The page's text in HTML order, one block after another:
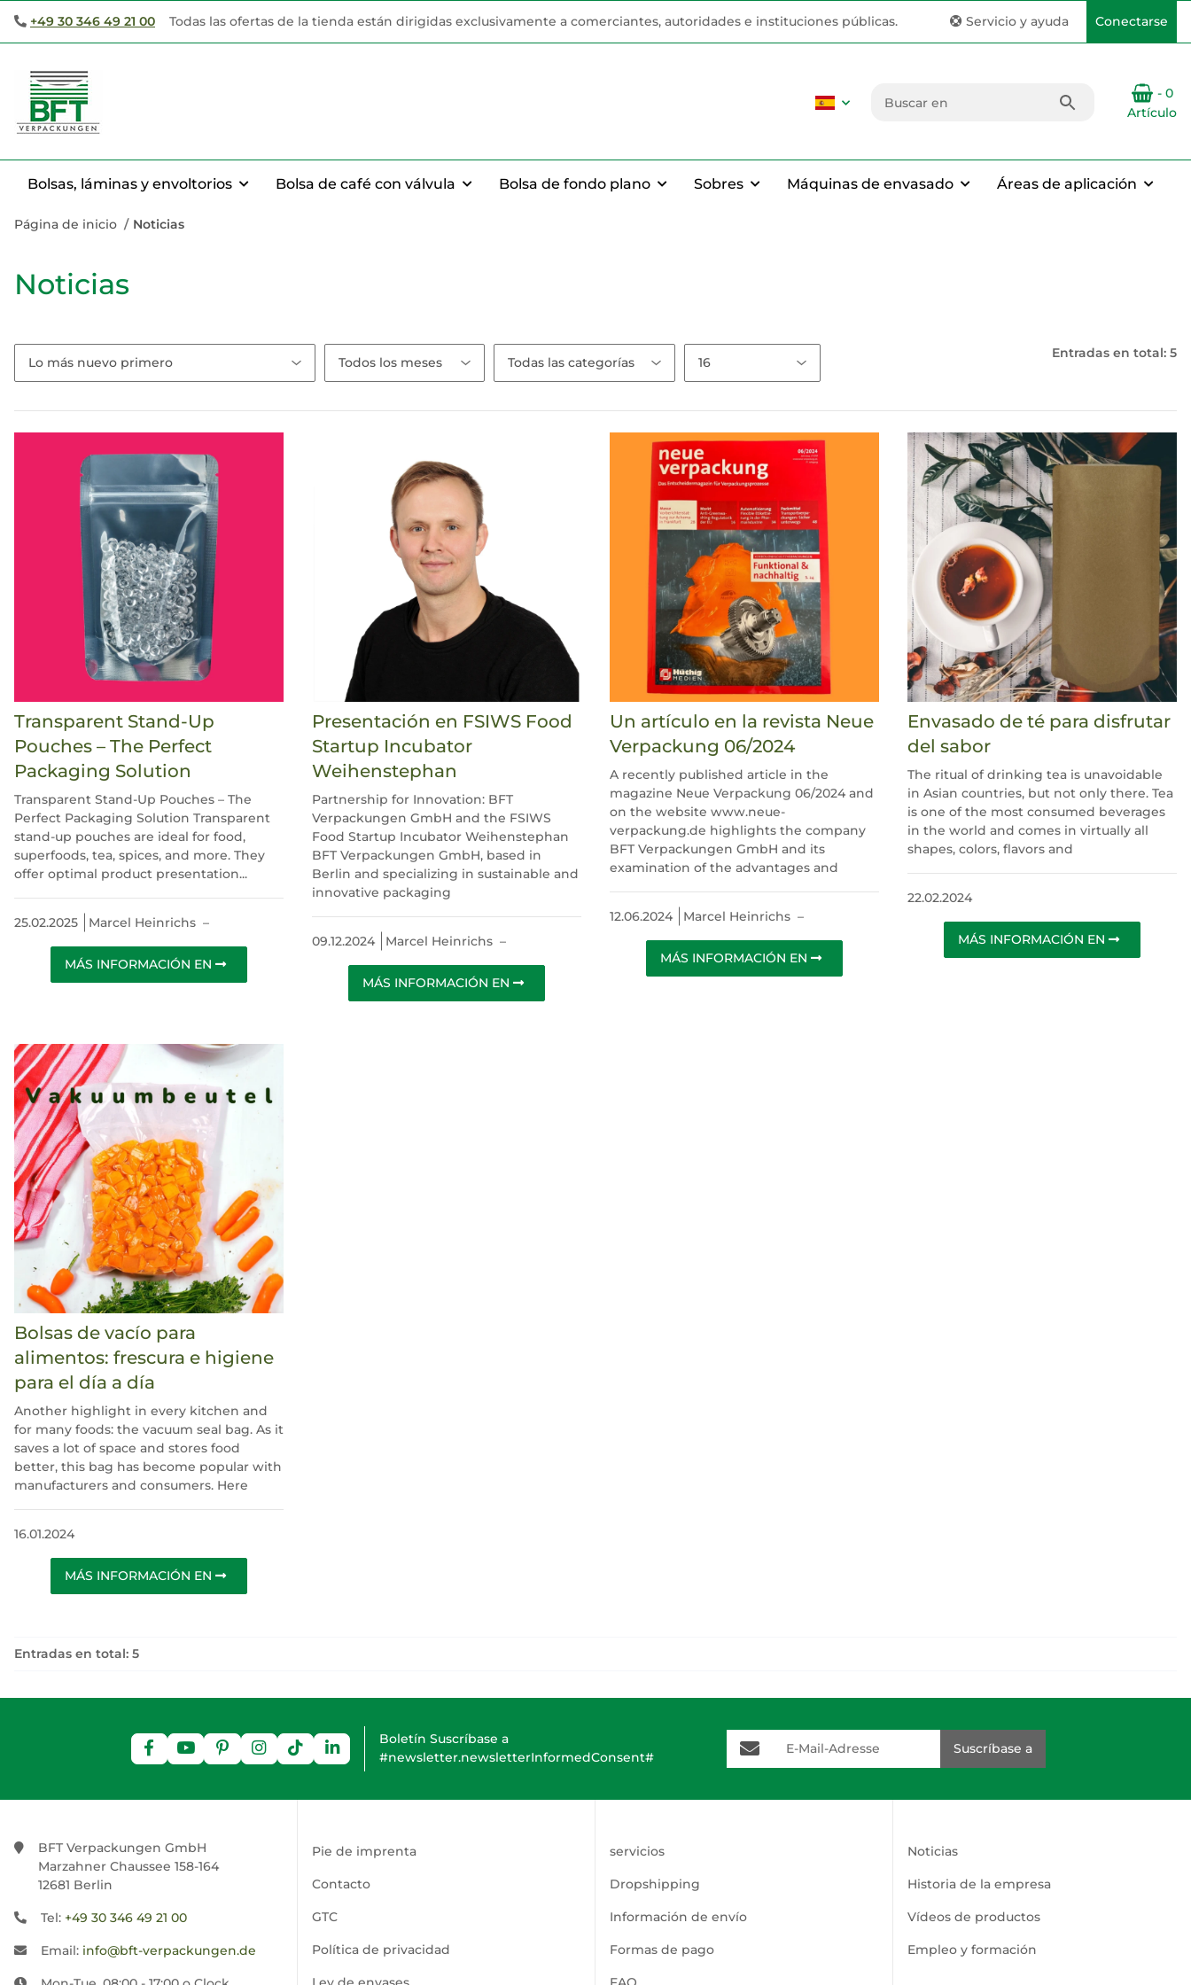
+49 30 346 49 21 00 Todas las ofertas de la tienda están dirigidas exclusivamente a comerciantes, autoridades e instituciones públicas. Servicio y ayuda Conectarse
- 0
Artículo
Bolsas, láminas y envoltorios Bolsa de café con válvula Bolsa de fondo plano Sobres Máquinas de envasado Áreas de aplicación
Página de inicio Noticias
Noticias
Entradas en total: 5
Transparent Stand-Up
Pouches – The Perfect
Packaging Solution
Transparent Stand-Up Pouches – The
Perfect Packaging Solution Transparent
stand-up pouches are ideal for food,
superfoods, tea, spices, and more. They
offer optimal product presentation...
25.02.2025 Marcel Heinrichs –
MÁS INFORMACIÓN EN
Presentación en FSIWS Food
Startup Incubator
Weihenstephan
Partnership for Innovation: BFT
Verpackungen GmbH and the FSIWS
Food Startup Incubator Weihenstephan
BFT Verpackungen GmbH, based in
Berlin and specializing in sustainable and
innovative packaging
09.12.2024 Marcel Heinrichs –
MÁS INFORMACIÓN EN
Un artículo en la revista Neue
Verpackung 06/2024
A recently published article in the
magazine Neue Verpackung 06/2024 and
on the website www.neue-
verpackung.de highlights the company
BFT Verpackungen GmbH and its
examination of the advantages and
12.06.2024 Marcel Heinrichs –
MÁS INFORMACIÓN EN
Envasado de té para disfrutar
del sabor
The ritual of drinking tea is unavoidable
in Asian countries, but not only there. Tea
is one of the most consumed beverages
in the world and comes in virtually all
shapes, colors, flavors and
22.02.2024
MÁS INFORMACIÓN EN
Bolsas de vacío para
alimentos: frescura e higiene
para el día a día
Another highlight in every kitchen and
for many foods: the vacuum seal bag. As it
saves a lot of space and stores food
better, this bag has become popular with
manufacturers and consumers. Here
16.01.2024
MÁS INFORMACIÓN EN
Entradas en total: 5
Boletín Suscríbase a
#newsletter.newsletterInformedConsent#
E-Mail-Adresse
Suscríbase a
BFT Verpackungen GmbH
Marzahner Chaussee 158-164
12681 Berlin
Tel: +49 30 346 49 21 00
Email: info@bft-verpackungen.de
Pie de imprenta
Contacto
GTC
Política de privacidad
servicios
Dropshipping
Información de envío
Formas de pago
Noticias
Historia de la empresa
Vídeos de productos
Empleo y formación